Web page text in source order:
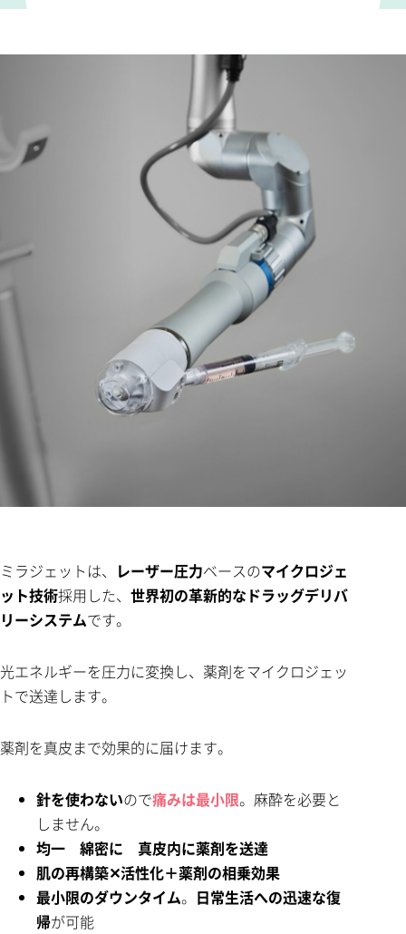
ミラジェットは、 レーザー圧力ベースのマイクロジェ
ット技術採用した、 世界初の革新的なドラッグデリバ
リーシステムです。
光エネルギーを圧力に変換し、薬剤をマイクロジェッ
トで送達します。
薬剤を真皮まで効果的に届けます。
針を使わないので痛みは最小限。麻酔を必要と
しません。
均一 綿密に 真皮内に薬剤を送達
肌の再構築✕活性化＋薬剤の相乗効果
最小限のダウンタイム。 日常生活への迅速な復
帰が可能